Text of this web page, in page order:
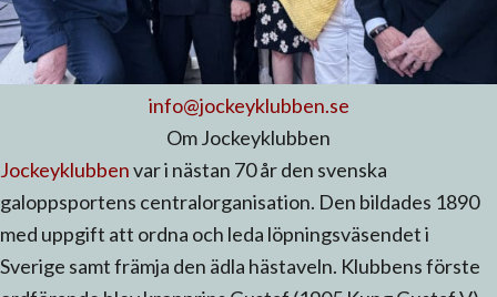
info@jockeyklubben.se
Om Jockeyklubben
Jockeyklubbenvar i nästan 70 år den svenska
galoppsportens centralorganisation. Den bildades 1890
med uppgift att ordna och leda löpningsväsendet i
Sverige samt främja den ädla hästaveln. Klubbens förste